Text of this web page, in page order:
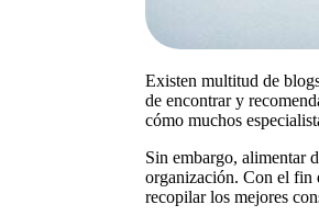
Existen multitud de
de encontrar y
cómo muchos
Sin embargo, alimentar
organización. Con el fin
recopilar los mejores